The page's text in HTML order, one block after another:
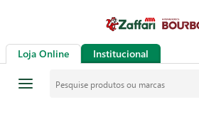
Loja Online Institucional